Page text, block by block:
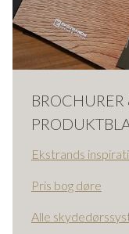
BROCHURER
Ekstrands
Pris bog døre
Alle